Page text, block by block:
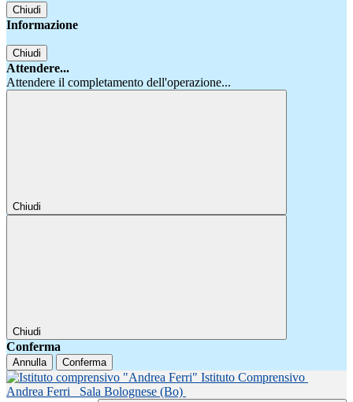
Chiudi
Informazione
Chiudi
Attendere...
Attendere il completamento dell'operazione...
Chiudi
Chiudi
Conferma
Annulla Conferma
Istituto Comprensivo
Andrea Ferri
Sala Bolognese (Bo)